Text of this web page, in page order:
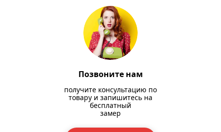
Позвоните нам
получите консультацию по
товару и запишитесь на
бесплатный
замер